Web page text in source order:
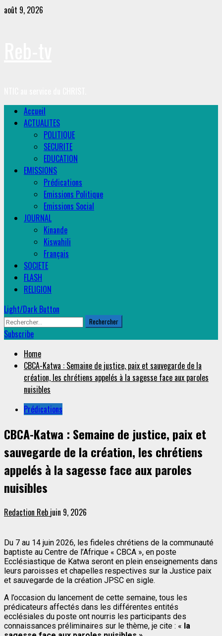
Skip
août 9, 2026
Primary
Menu
Accueil
ACTUALITES
POLITIQUE
SECURITE
EDUCATION
EMISSIONS
Prédications
Emissions Politique
Emissions Social
JOURNAL
Kinande
Kiswahili
Français
SOCIETE
FLASH
RELIGION
Light/Dark Button
Rechercher :
Subscribe
Home
CBCA-Katwa : Semaine de justice, paix et sauvegarde de la
création, les chrétiens appelés à la sagesse face aux paroles
nuisibles
Prédications
CBCA-Katwa : Semaine de justice, paix et
sauvegarde de la création, les chrétiens
appelés à la sagesse face aux paroles
nuisibles
Redaction Reb juin 9, 2026
Du 7 au 14 juin 2026, les fideles chrétiens de la communauté
baptiste au Centre de l’Afrique « CBCA », en poste
Ecclésiastique de Katwa seront en plein enseignements dans
leurs paroisses et chapelles respectives sur la Justice paix
et sauvegarde de la création JPSC en sigle.
A l’occasion du lancement de cette semaine, tous les
prédicateurs affectés dans les différentes entités
ecclésiales du poste ont nourris les participants des
connaissances préliminaires sur le thème, je cite : « la